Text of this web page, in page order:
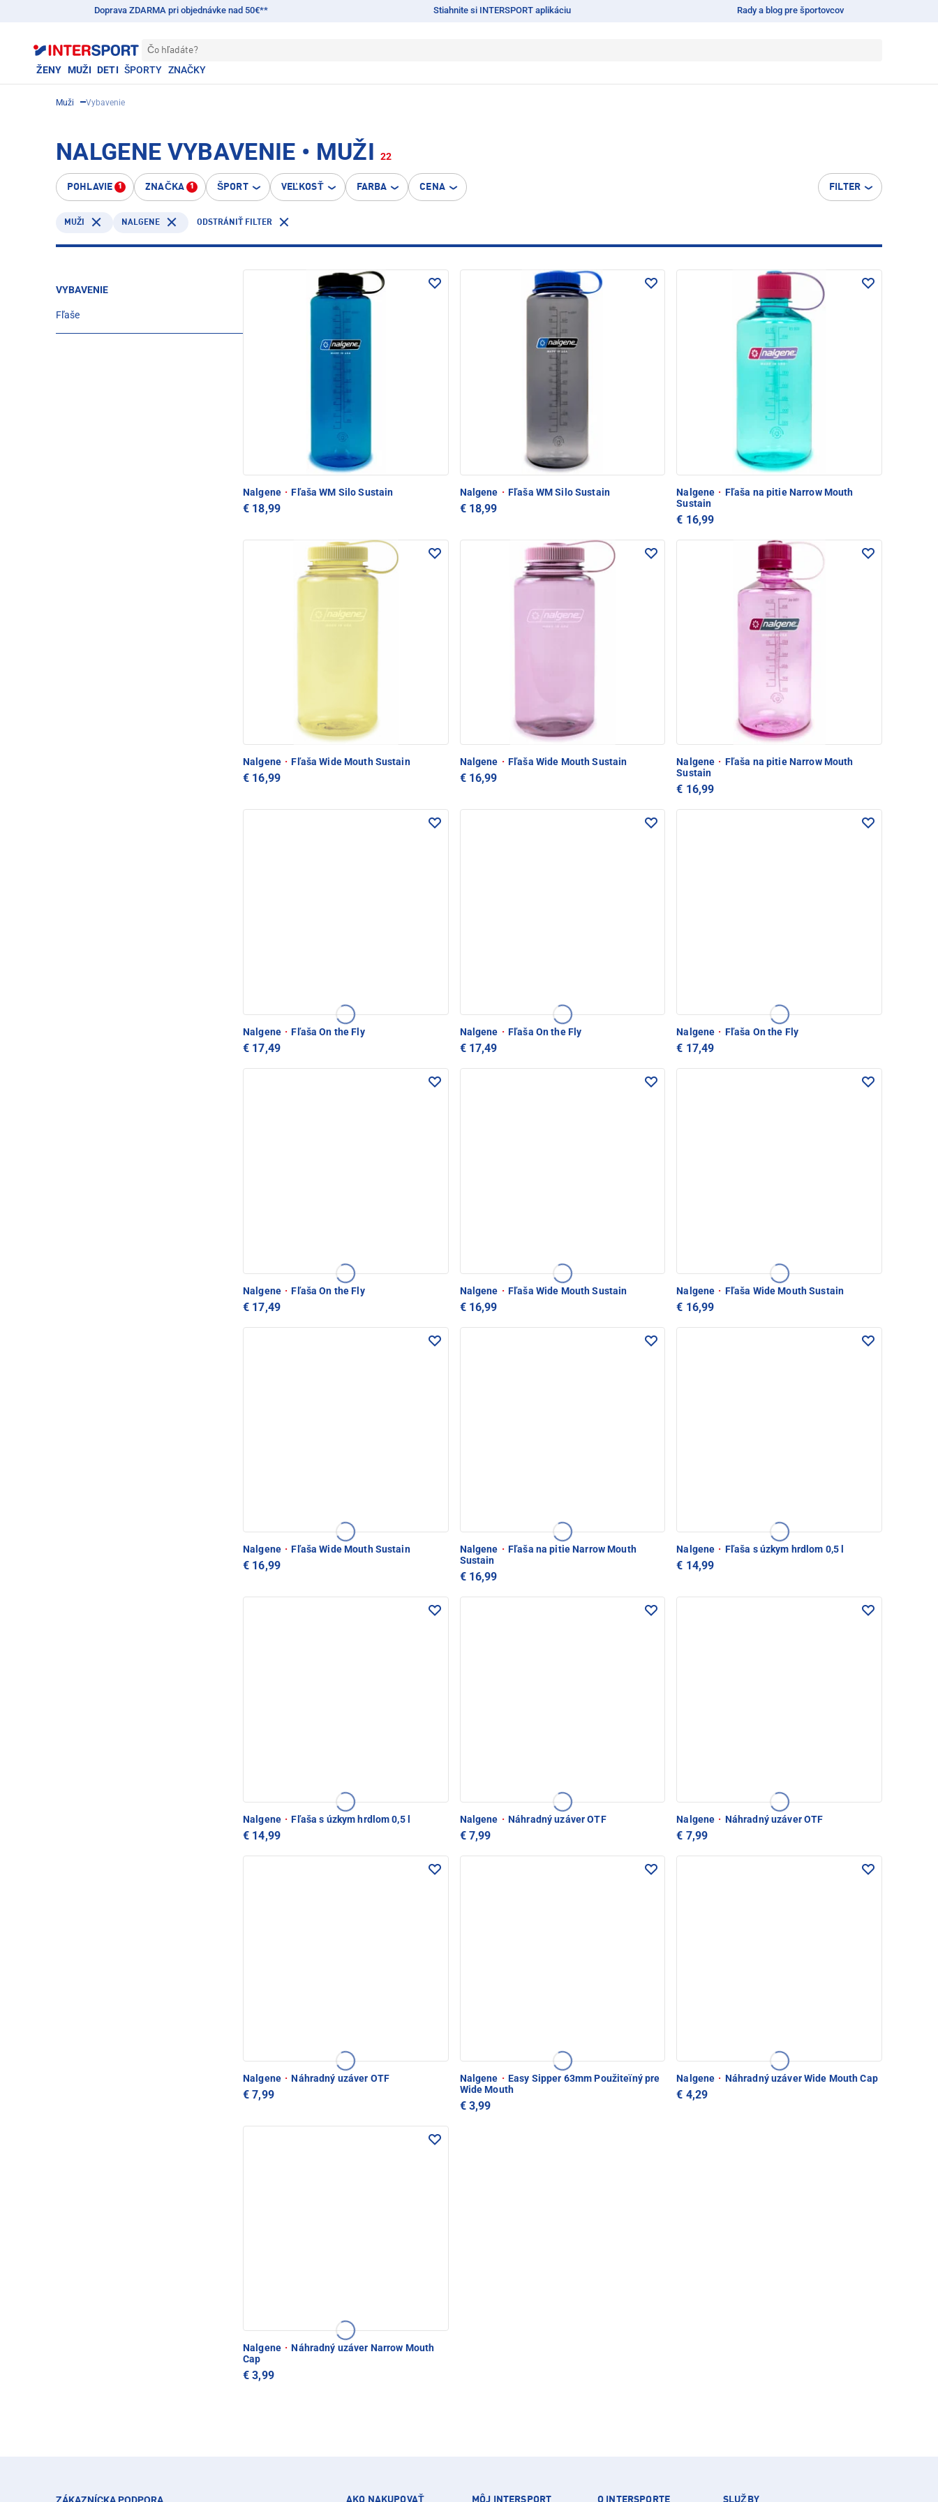
Doprava ZDARMA pri objednávke nad 50€** Stiahnite si INTERSPORT aplikáciu Rady a blog pre športovcov
Čo hľadáte?
ŽENY MUŽI DETI ŠPORTY ZNAČKY
Muži Vybavenie
NALGENE VYBAVENIE • MUŽI 22
POHLAVIE 1 ZNAČKA 1 ŠPORT VEĽKOSŤ FARBA CENA FILTER
MUŽI NALGENE ODSTRÁNIŤ FILTER
VYBAVENIE
Fľaše
Nalgene · Fľaša WM Silo Sustain
€ 18,99
Nalgene · Fľaša WM Silo Sustain
€ 18,99
Nalgene · Fľaša na pitie Narrow Mouth
Sustain
€ 16,99
Nalgene · Fľaša Wide Mouth Sustain
€ 16,99
Nalgene · Fľaša Wide Mouth Sustain
€ 16,99
Nalgene · Fľaša na pitie Narrow Mouth
Sustain
€ 16,99
Nalgene · Fľaša On the Fly
€ 17,49
Nalgene · Fľaša On the Fly
€ 17,49
Nalgene · Fľaša On the Fly
€ 17,49
Nalgene · Fľaša On the Fly
€ 17,49
Nalgene · Fľaša Wide Mouth Sustain
€ 16,99
Nalgene · Fľaša Wide Mouth Sustain
€ 16,99
Nalgene · Fľaša Wide Mouth Sustain
€ 16,99
Nalgene · Fľaša na pitie Narrow Mouth
Sustain
€ 16,99
Nalgene · Fľaša s úzkym hrdlom 0,5 l
€ 14,99
Nalgene · Fľaša s úzkym hrdlom 0,5 l
€ 14,99
Nalgene · Náhradný uzáver OTF
€ 7,99
Nalgene · Náhradný uzáver OTF
€ 7,99
Nalgene · Náhradný uzáver OTF
€ 7,99
Nalgene · Easy Sipper 63mm Použiteïný pre
Wide Mouth
€ 3,99
Nalgene · Náhradný uzáver Wide Mouth Cap
€ 4,29
Nalgene · Náhradný uzáver Narrow Mouth
Cap
€ 3,99